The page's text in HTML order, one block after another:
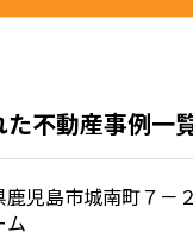
た不動産事例一
児島市城南町７－
ム